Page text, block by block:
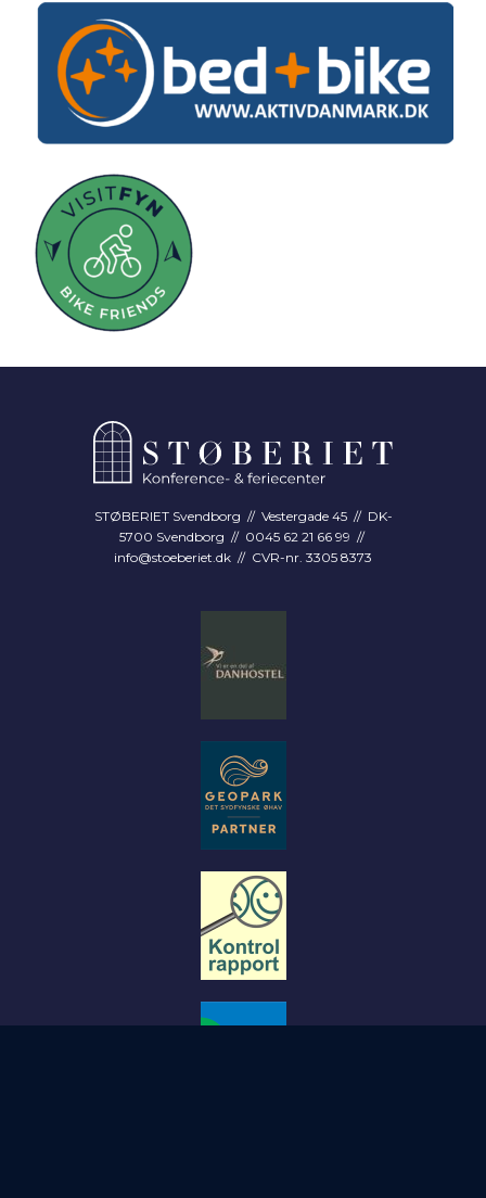
STØBERIET Svendborg // Vestergade 45 // DK-
5700 Svendborg // 0045 62 21 66 99 //
info@stoeberiet.dk // CVR-nr. 3305 8373